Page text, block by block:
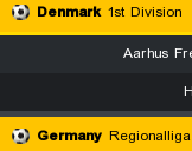
Denmark 1st Division
Aarhus
Germany